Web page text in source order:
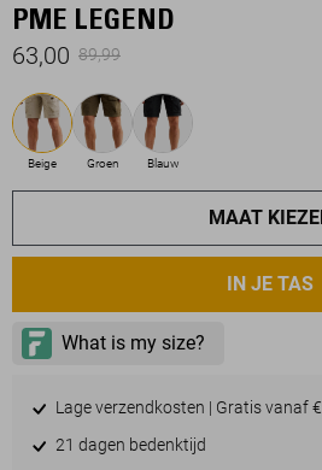
PME LEGEND
63,00 89,99
Beige Groen Blauw
MAAT
IN JE TAS
Lage verzendkosten | Gratis vanaf
21 dagen bedenktijd